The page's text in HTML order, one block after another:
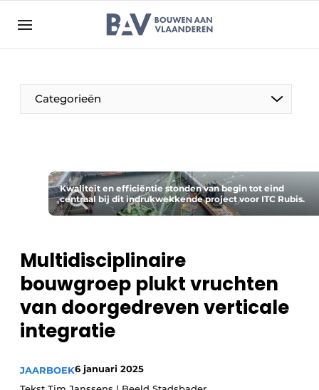
Bedrijven
Bouwen aan Vlaanderen | Platform voor de bouw
Evenement aanmelden
Jaarboek
Nieuwsbrief
Podcasts
Privacy / Cookie statement
Vacature aanmelden
Video’s
Categorieën
Beton & Staalbouw
Kwaliteit en efficiëntie stonden van begin tot eind
centraal bij dit indrukwekkende project voor ITC Rubis.
Multidisciplinaire
bouwgroep plukt vruchten
van doorgedreven verticale
integratie
JAARBOEK6 januari 2025